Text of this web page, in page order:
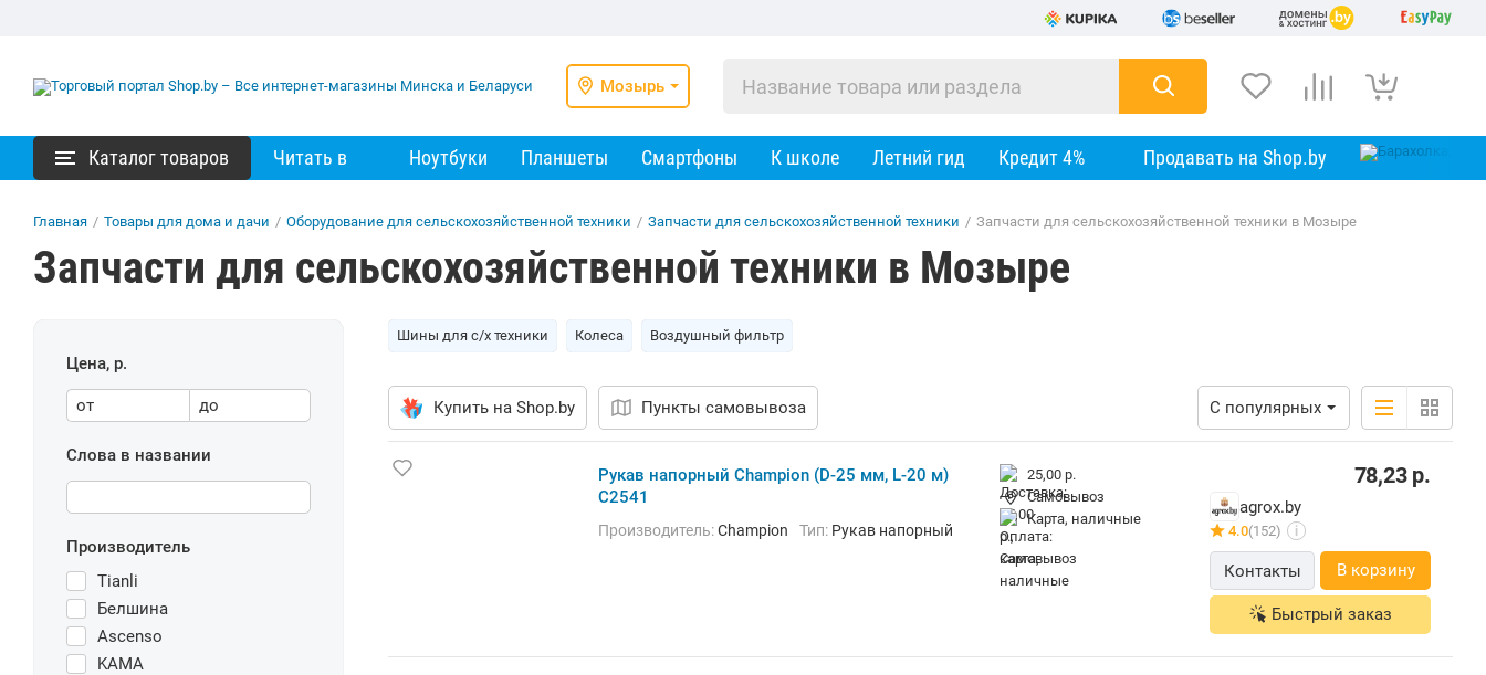
Мозырь
Каталог товаров Читать в Ноутбуки Планшеты Смартфоны К школе Летний гид Кредит 4% Продавать на Shop.by
Главная / Товары для дома и дачи / Оборудование для сельскохозяйственной техники / Запчасти для сельскохозяйственной техники / Запчасти для сельскохозяйственной техники в Мозыре
Запчасти для сельскохозяйственной техники в Мозыре
Цена, р.
от до
Слова в названии
Производитель
Tianli
Белшина
Ascenso
KAMA
Шины для с/х техники Колеса Воздушный фильтр
Купить на Shop.by Пункты самовывоза С популярных
Рукав напорный Champion (D-25 мм, L-20 м)
C2541
Производитель:Champion Тип: Рукав напорный
25,00 р.
Самовывоз
карта, наличные
78,23р.
agrox.by
4.0(152) i
Контакты В корзину
Быстрый заказ